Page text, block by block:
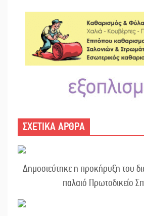
ΣΧΕΤΙΚΑ ΑΡΘΡΑ
Δημοσιεύτηκε η προκήρυξη του
παλαιό Πρωτοδικείο